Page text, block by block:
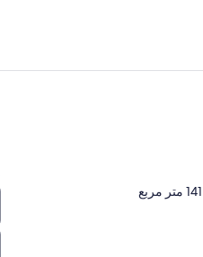
141 متر مربع